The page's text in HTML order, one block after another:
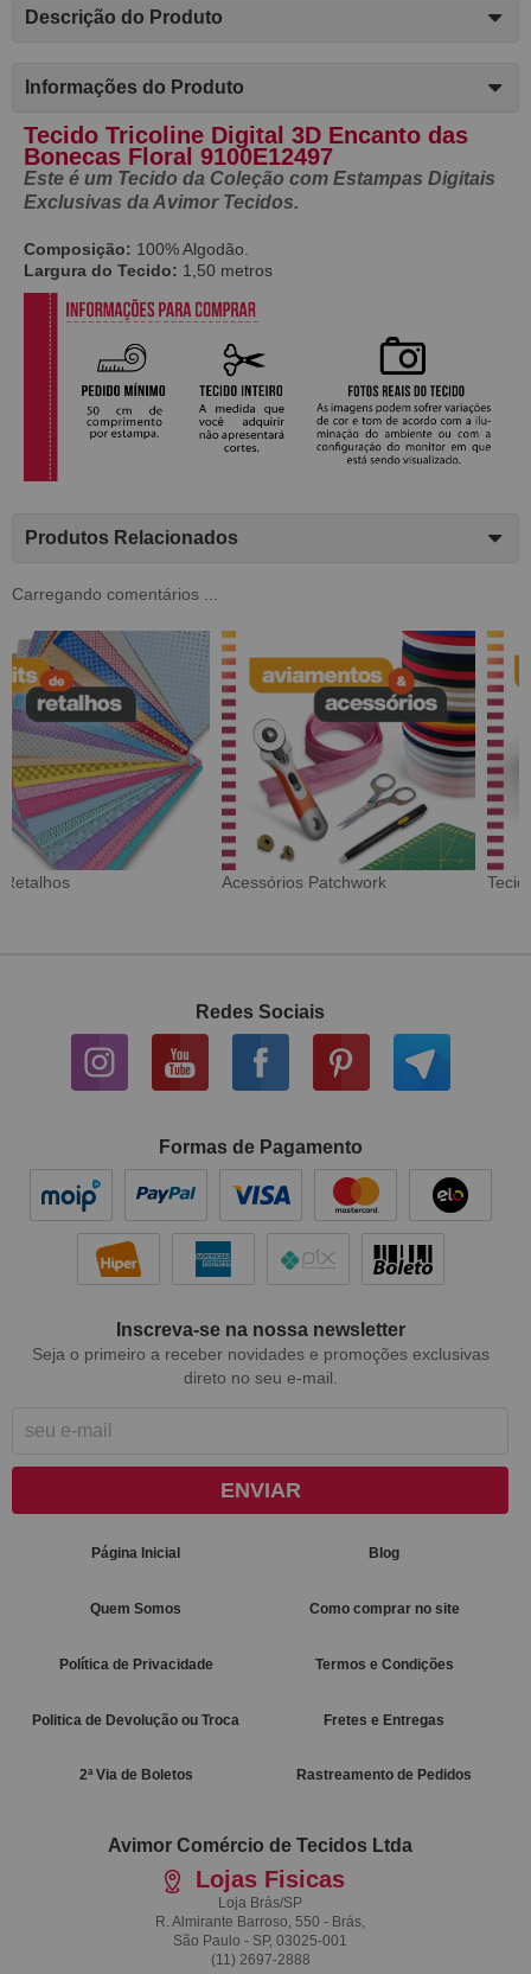
Descrição do Produto
Informações do Produto
Tecido Tricoline Digital 3D Encanto das
Bonecas Floral 9100E12497
Este é um Tecido da Coleção com Estampas Digitais
Exclusivas da Avimor Tecidos.
Composição: 100% Algodão.
Largura do Tecido: 1,50 metros
Produtos Relacionados
Carregando comentários ...
Tecido Digital Sarja Impermeável
Redes Sociais
Formas de Pagamento
Inscreva-se na nossa newsletter
Seja o primeiro a receber novidades e promoções exclusivas
direto no seu e-mail.
ENVIAR
Página Inicial Blog
Quem Somos Como comprar no site
Política de Privacidade Termos e Condições
Politica de Devolução ou Troca Fretes e Entregas
2ª Via de Boletos Rastreamento de Pedidos
Avimor Comércio de Tecidos Ltda
Lojas Fisicas
Loja Brás/SP
R. Almirante Barroso, 550 - Brás,
São Paulo - SP, 03025-001
(11) 2697-2888